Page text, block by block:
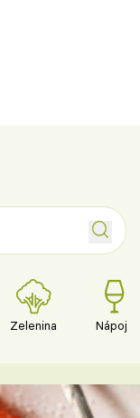
Zelenina Nápoje